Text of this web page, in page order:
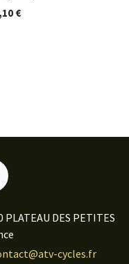
€
DES PETITES
cycles.fr